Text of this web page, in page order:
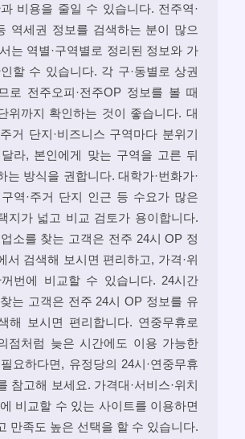
비용을 줄일 수 있습니다. 전주역·
역세권 정보를 검색하는 분이 많으
는 역별·구역별로 정리된 정보와 가
할 수 있습니다. 각 구·동별로 상권
로 전주오피·전주OP 정보를 볼 때
위까지 확인하는 것이 좋습니다. 대
주거 단지·비즈니스 구역마다 분위기
라, 본인에게 맞는 구역을 고른 뒤
는 방식을 권합니다. 대학가·번화가·
역·주거 단지 인근 등 수요가 많은
지가 넓고 비교 검토가 용이합니다.
소를 찾는 고객은 전주 24시 OP 정
서 검색해 보시면 편리하고, 가격·위
꺼번에 비교할 수 있습니다. 24시간
는 고객은 전주 24시 OP 정보를 유
해 보시면 편리합니다. 연중무휴로
점처럼 늦은 시간에도 이용 가능한
요하다면, 유정당의 24시·연중무휴
참고해 보세요. 가격대·서비스·위치
비교할 수 있는 사이트를 이용하면
만족도 높은 선택을 할 수 있습니다.